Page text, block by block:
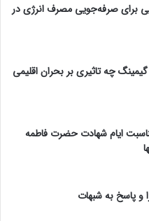
برای صرفه‌جویی مصرف انرژی در
چه تاثیری بر بحران اقلیمی
ایام شهادت حضرت فاطمه
و پاسخ به شبهات